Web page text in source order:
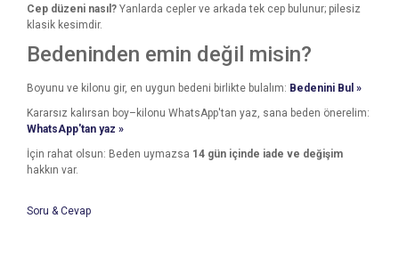
Cep düzeni nasıl? Yanlarda cepler ve arkada tek cep bulunur; pilesiz
klasik kesimdir.
Bedeninden emin değil misin?
Boyunu ve kilonu gir, en uygun bedeni birlikte bulalım: Bedenini Bul »
Kararsız kalırsan boy–kilonu WhatsApp'tan yaz, sana beden önerelim:
WhatsApp'tan yaz »
İçin rahat olsun: Beden uymazsa 14 gün içinde iade ve değişim
hakkın var.
Soru & Cevap